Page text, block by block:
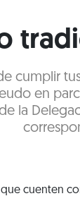
cumplir
en
la
cuenten